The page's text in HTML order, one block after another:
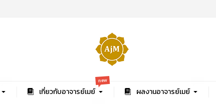
เกี่ยวกับอาจารย์เมย์
new
ผลงานอาจารย์เมย์